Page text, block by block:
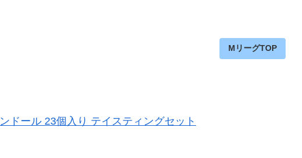
MリーグTOP
ドール 23個入り テイスティングセット